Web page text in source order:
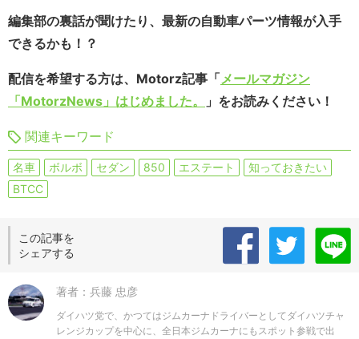
編集部の裏話が聞けたり、最新の自動車パーツ情報が入手
できるかも！？
配信を希望する方は、Motorz記事「メールマガジン
「MotorzNews」はじめました。
」をお読みください！
関連キーワード
名車 ボルボ セダン 850 エステート
知っておきたい
BTCC
この記事を
シェアする
著者：兵藤 忠彦
ダイハツ党で、かつてはジムカーナドライバーとしてダイハツチャ
レンジカップを中心に、全日本ジムカーナにもスポット参戦で出